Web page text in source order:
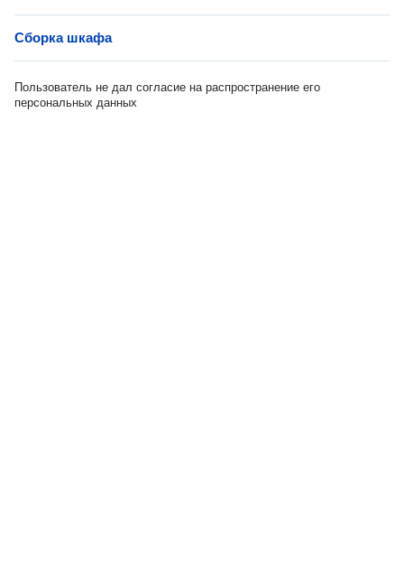
Сборка шкафа
Пользователь не дал согласие на распространение его
персональных данных